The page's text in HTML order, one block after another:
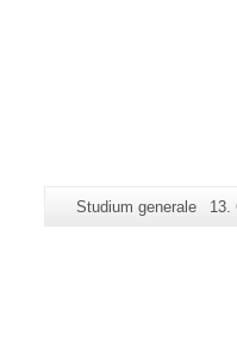
Zusätzliche
Seiten-
Studium generale 13.